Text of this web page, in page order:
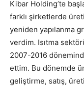
Kibar Holding’te
farklı şirketlerde
yeniden yapılanma
verdim. Isıtma
2007-2016
ettim. Bu dönemde
geliştirme, satış,